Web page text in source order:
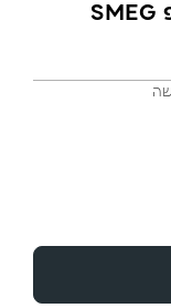
מקרר רטרו לבן קאררה שת”פ SMEG